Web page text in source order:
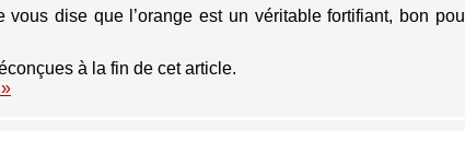
dise que l’orange est un véritable fortifiant, bon
à la fin de cet article.